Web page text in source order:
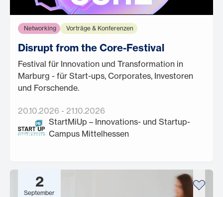
Networking Vorträge & Konferenzen
Disrupt from the Core-Festival
Festival für Innovation und Transformation in
Marburg - für Start-ups, Corporates, Investoren
und Forschende.
20.10.2026 - 21.10.2026
StartMiUp – Innovations- und Startup-
Campus Mittelhessen
2
September